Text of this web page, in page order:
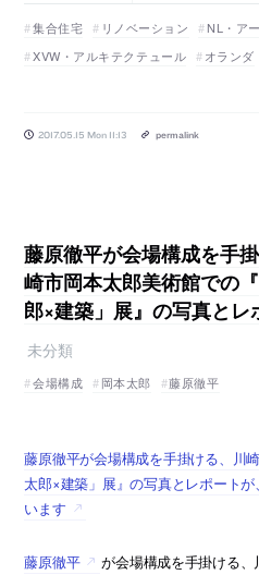
集合住宅 リノベーション
NL・ア
XVW・アルキテクテュール
オランダ
2017.05.15 Mon 11:13 permalink
藤原徹平が会場構成を手
崎市岡本太郎美術館での
郎×建築」展』の写真とレ
未分類
会場構成
岡本太郎 藤原徹平
藤原徹平が会場構成を手掛ける、川
太郎×建築」展』の写真とレポート
います
藤原徹平
が会場構成を手掛ける